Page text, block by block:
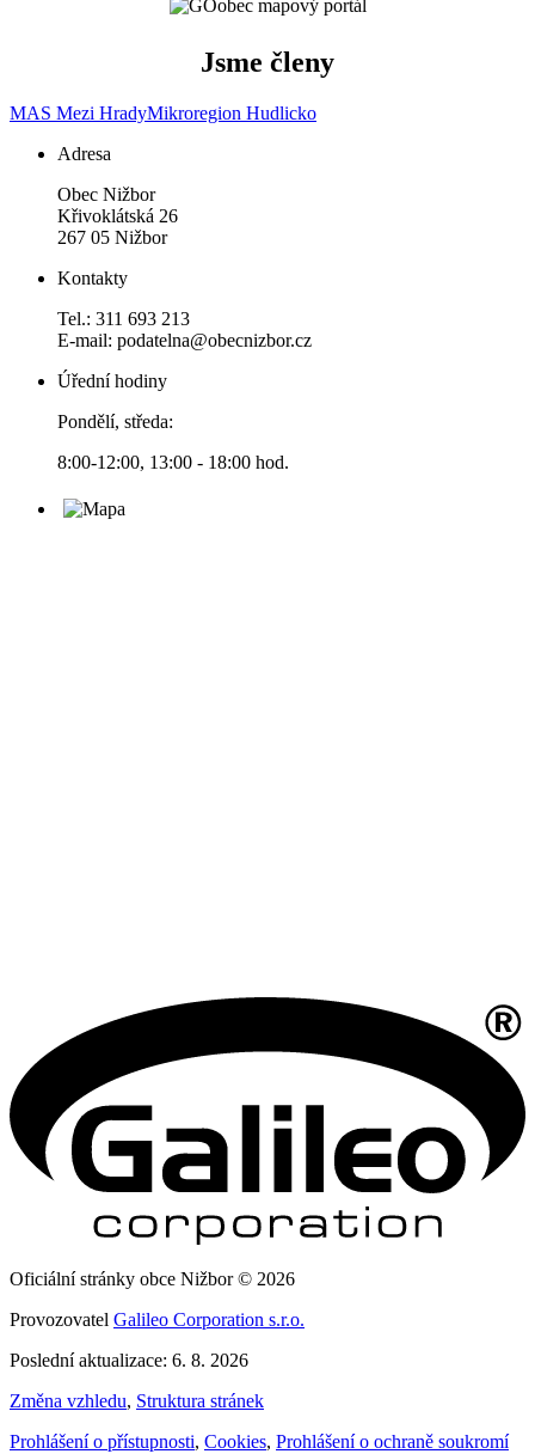
Jsme členy
MAS Mezi HradyMikroregion Hudlicko
Adresa
Obec Nižbor
Křivoklátská 26
267 05 Nižbor
Kontakty
Tel.: 311 693 213
E-mail: podatelna@obecnizbor.cz
Úřední hodiny
Pondělí, středa:
8:00-12:00, 13:00 - 18:00 hod.
Oficiální stránky obce Nižbor © 2026
Provozovatel Galileo Corporation s.r.o.
Poslední aktualizace: 6. 8. 2026
Změna vzhledu, Struktura stránek
Prohlášení o přístupnosti, Cookies, Prohlášení o ochraně soukromí